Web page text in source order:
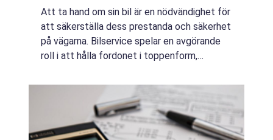
Att ta hand om sin bil är en nödvändighet för
att säkerställa dess prestanda och säkerhet
på vägarna. Bilservice spelar en avgörande
roll i att hålla fordonet i toppenform,